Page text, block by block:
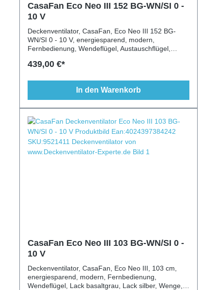
CasaFan Eco Neo III 152 BG-WN/SI 0 -
10 V
Deckenventilator, CasaFan, Eco Neo III 152 BG-
WN/SI 0 - 10 V, energiesparend, modern,
Fernbedienung, Wendeflügel, Austauschflügel,
Zeitlupenstufe, Schlaftimer, Lack basaltgrau, Lack
439,00 €*
In den Warenkorb
CasaFan Eco Neo III 103 BG-WN/SI 0 -
10 V
Deckenventilator, CasaFan, Eco Neo III, 103 cm,
energiesparend, modern, Fernbedienung,
Wendeflügel, Lack basaltgrau, Lack silber, Wenge, 6